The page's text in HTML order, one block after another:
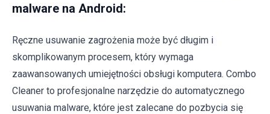
malware na Android:
Ręczne usuwanie zagrożenia może być długim i
skomplikowanym procesem, który wymaga
zaawansowanych umiejętności obsługi komputera. Combo
Cleaner to profesjonalne narzędzie do automatycznego
usuwania malware, które jest zalecane do pozbycia się